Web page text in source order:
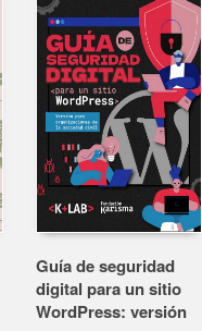
Guía de seguridad
digital para un sitio
WordPress: versión